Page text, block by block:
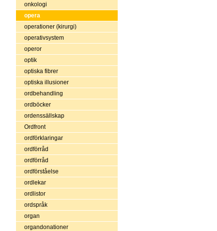
onkologi
opera
operationer (kirurgi)
operativsystem
operor
optik
optiska fibrer
optiska illusioner
ordbehandling
ordböcker
ordenssällskap
Ordfront
ordförklaringar
ordförråd
ordförråd
ordförståelse
ordlekar
ordlistor
ordspråk
organ
organdonationer